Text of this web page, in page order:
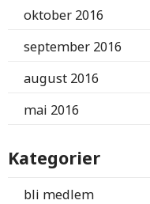
oktober 2016
september 2016
august 2016
mai 2016
Kategorier
bli medlem